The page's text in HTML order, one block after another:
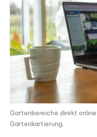
Gartenbereiche direkt
Gartenkartierung.